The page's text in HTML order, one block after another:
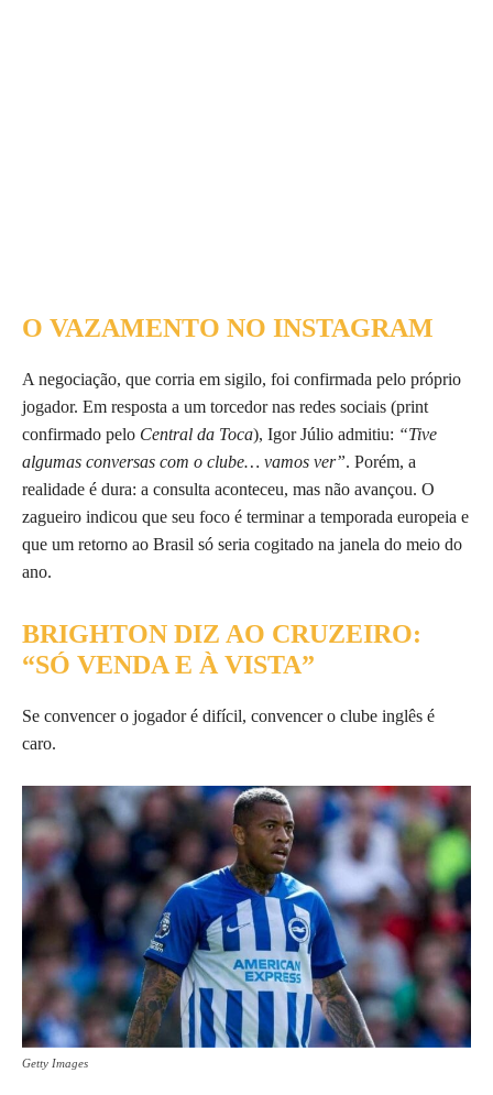
O VAZAMENTO NO INSTAGRAM
A negociação, que corria em sigilo, foi confirmada pelo próprio
jogador. Em resposta a um torcedor nas redes sociais (print
confirmado pelo Central da Toca), Igor Júlio admitiu: “Tive
algumas conversas com o clube… vamos ver”. Porém, a
realidade é dura: a consulta aconteceu, mas não avançou. O
zagueiro indicou que seu foco é terminar a temporada europeia e
que um retorno ao Brasil só seria cogitado na janela do meio do
ano.
BRIGHTON DIZ AO CRUZEIRO:
“SÓ VENDA E À VISTA”
Se convencer o jogador é difícil, convencer o clube inglês é
caro.
Getty Images